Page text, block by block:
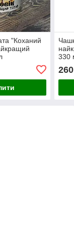
"Коханий
330
260